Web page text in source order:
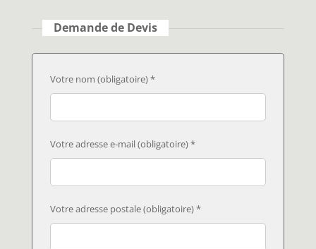
Demande de Devis
Votre nom (obligatoire) *
Votre adresse e-mail (obligatoire) *
Votre adresse postale (obligatoire) *